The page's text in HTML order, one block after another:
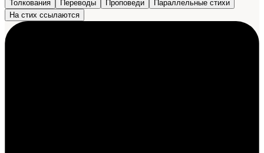
Толкования Переводы Проповеди
Параллельные стихи
На стих ссылаются